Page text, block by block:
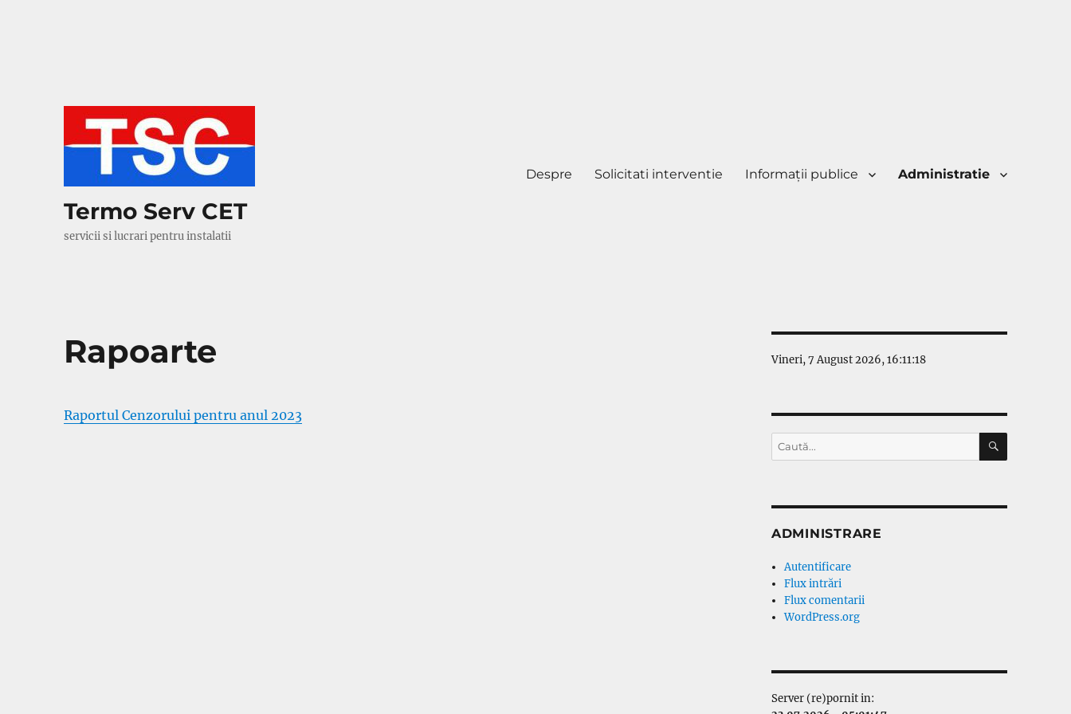
Termo Serv CET
servicii si lucrari pentru instalatii
Despre Solicitati interventie Informaţii publice Administratie
Rapoarte
Raportul Cenzorului pentru anul 2023
Vineri, 7 August 2026, 16:11:18
Caută
după:
CĂUTARE
ADMINISTRARE
Autentificare
Flux intrări
Flux comentarii
WordPress.org
Server (re)pornit in: